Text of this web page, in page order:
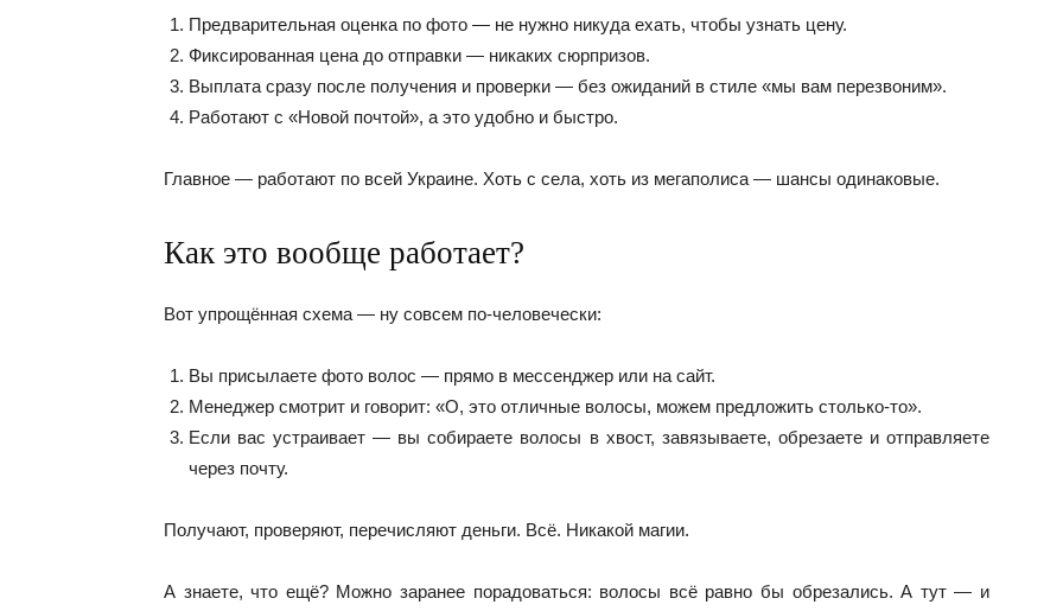
Предварительная оценка по фото — не нужно никуда ехать, чтобы узнать цену.
Фиксированная цена до отправки — никаких сюрпризов.
Выплата сразу после получения и проверки — без ожиданий в стиле «мы вам перезвоним».
Работают с «Новой почтой», а это удобно и быстро.
Главное — работают по всей Украине. Хоть с села, хоть из мегаполиса — шансы одинаковые.
Как это вообще работает?
Вот упрощённая схема — ну совсем по-человечески:
Вы присылаете фото волос — прямо в мессенджер или на сайт.
Менеджер смотрит и говорит: «О, это отличные волосы, можем предложить столько-то».
Если вас устраивает — вы собираете волосы в хвост, завязываете, обрезаете и отправляете
через почту.
Получают, проверяют, перечисляют деньги. Всё. Никакой магии.
А знаете, что ещё? Можно заранее порадоваться: волосы всё равно бы обрезались. А тут — и